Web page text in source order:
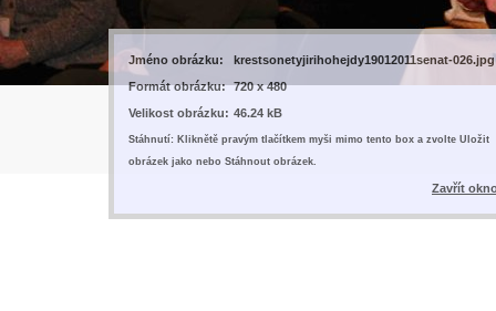
Jméno obrázku:
krestsonetyjirihohejdy19012011senat-026.jpg
Formát obrázku: 720 x 480
Velikost obrázku: 46.24 kB
Stáhnutí: Kliknětě pravým tlačítkem myši mimo tento box a zvolte Uložit
obrázek jako nebo Stáhnout obrázek.
Zavřít